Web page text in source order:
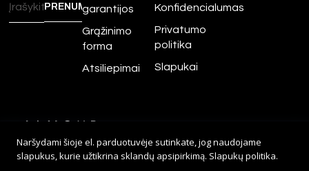
garantijos
Grąžinimo
forma
Atsiliepimai
Konfidencialumas
Privatumo
politika
Slapukai
teisės saugomos.
Sprendimas:Adveits
Naršydami šioje el. parduotuvėje sutinkate, jog naudojame
slapukus, kurie užtikrina sklandų apsipirkimą. Slapukų politika.